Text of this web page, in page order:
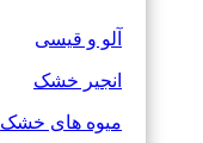
آلو و قیسی
انجیر خشک
میوه های خشک